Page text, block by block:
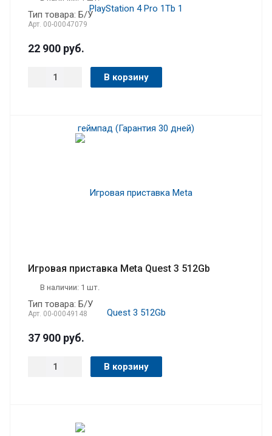
Тип товара: Б/У
Арт. 00-00047079
22 900 руб.
В корзину
Игровая приставка Meta Quest 3 512Gb
В наличии: 1 шт.
Тип товара: Б/У
Арт. 00-00049148
37 900 руб.
В корзину